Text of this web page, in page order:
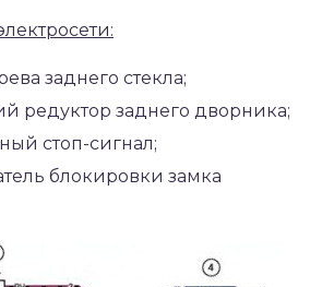
заднего стекла;
редуктор заднего дворника;
стоп-сигнал;
блокировки замка